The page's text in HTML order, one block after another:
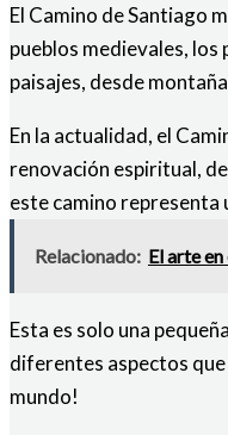
El Camino de Santiago
pueblos medievales,
paisajes, desde
En la actualidad, el
renovación espiritual,
este camino representa
Relacionado: El arte
Esta es solo una
diferentes aspectos que
mundo!